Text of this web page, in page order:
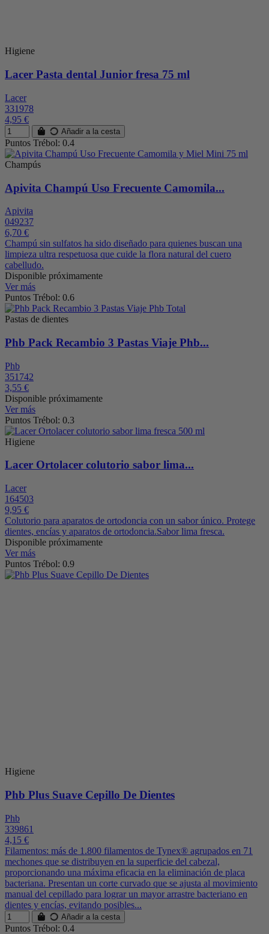
Higiene
Lacer Pasta dental Junior fresa 75 ml
Lacer
331978
4,95 €
Añadir a la cesta
Puntos Trébol: 0.4
Champús
Apivita Champú Uso Frecuente Camomila...
Apivita
049237
6,70 €
Champú sin sulfatos ha sido diseñado para quienes buscan una
limpieza ultra respetuosa que cuide la flora natural del cuero
cabelludo.
Disponible próximamente
Ver más
Puntos Trébol: 0.6
Pastas de dientes
Phb Pack Recambio 3 Pastas Viaje Phb...
Phb
351742
3,55 €
Disponible próximamente
Ver más
Puntos Trébol: 0.3
Higiene
Lacer Ortolacer colutorio sabor lima...
Lacer
164503
9,95 €
Colutorio para aparatos de ortodoncia con un sabor único. Protege
dientes, encías y aparatos de ortodoncia.Sabor lima fresca.
Disponible próximamente
Ver más
Puntos Trébol: 0.9
Higiene
Phb Plus Suave Cepillo De Dientes
Phb
339861
4,15 €
Filamentos: más de 1.800 filamentos de Tynex® agrupados en 71
mechones que se distribuyen en la superficie del cabezal,
proporcionando una máxima eficacia en la eliminación de placa
bacteriana. Presentan un corte curvado que se ajusta al movimiento
manual del cepillado para lograr un mayor arrastre bacteriano en
dientes y encías, evitando posibles...
Añadir a la cesta
Puntos Trébol: 0.4